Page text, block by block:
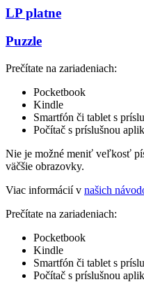
LP platne
Puzzle
Prečítate na zariadeniach:
Pocketbook
Kindle
Smartfón či tablet s
Počítač s príslušnou
Nie je možné meniť veľkosť
väčšie obrazovky.
Viac informácií v našich
Prečítate na zariadeniach:
Pocketbook
Kindle
Smartfón či tablet s
Počítač s príslušnou